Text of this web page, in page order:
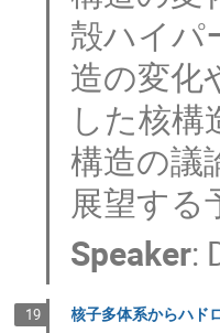
殻ハイパ
造の変化
した核
構造の議
展望する
Speaker:
19 核子多体系からハド